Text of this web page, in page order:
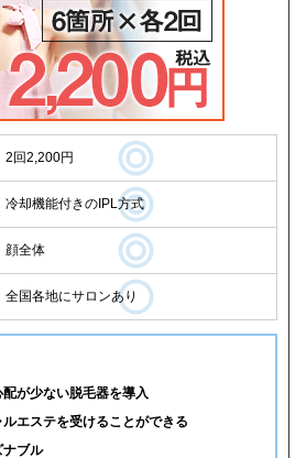
2回2,200円
冷却機能付きのIPL方式
顔全体
全国各地にサロンあり
が少ない脱毛器を導入
エステを受けることができる
ブル